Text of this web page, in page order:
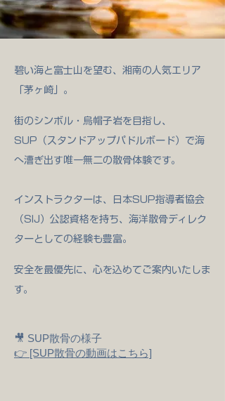
碧い海と富士山を望む、湘南の人気エリア
「茅ヶ崎」。
街のシンボル・烏帽子岩を目指し、
SUP（スタンドアップパドルボード）で海
へ漕ぎ出す唯一無二の散骨体験です。
インストラクターは、日本SUP指導者協会
（SIJ）公認資格を持ち、海洋散骨ディレク
ターとしての経験も豊富。
安全を最優先に、心を込めてご案内いたしま
す。
🎥 SUP散骨の様子
👉 [SUP散骨の動画はこちら]